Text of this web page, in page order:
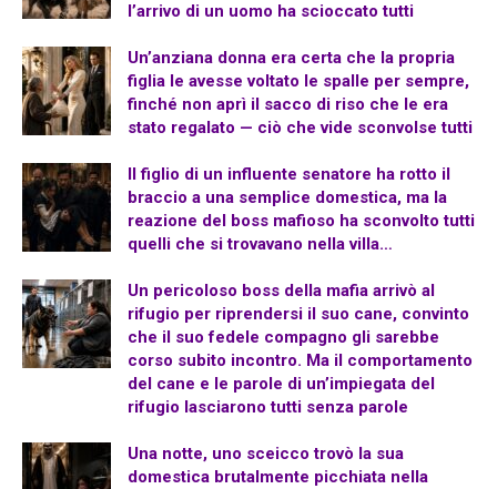
l’arrivo di un uomo ha scioccato tutti
Un’anziana donna era certa che la propria
figlia le avesse voltato le spalle per sempre,
finché non aprì il sacco di riso che le era
stato regalato — ciò che vide sconvolse tutti
Il figlio di un influente senatore ha rotto il
braccio a una semplice domestica, ma la
reazione del boss mafioso ha sconvolto tutti
quelli che si trovavano nella villa…
Un pericoloso boss della mafia arrivò al
rifugio per riprendersi il suo cane, convinto
che il suo fedele compagno gli sarebbe
corso subito incontro. Ma il comportamento
del cane e le parole di un’impiegata del
rifugio lasciarono tutti senza parole
Una notte, uno sceicco trovò la sua
domestica brutalmente picchiata nella